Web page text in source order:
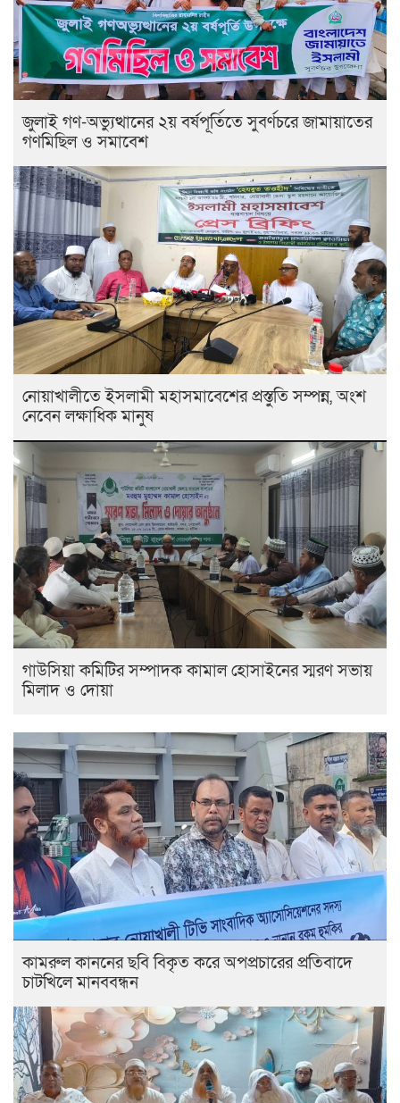
জুলাই গণ-অভ্যুত্থানের ২য় বর্ষপূর্তিতে সুবর্ণচরে জামায়াতের
গণমিছিল ও সমাবেশ
নোয়াখালীতে ইসলামী মহাসমাবেশের প্রস্তুতি সম্পন্ন, অংশ
নেবেন লক্ষাধিক মানুষ
গাউসিয়া কমিটির সম্পাদক কামাল হোসাইনের স্মরণ সভায়
মিলাদ ও দোয়া
কামরুল কাননের ছবি বিকৃত করে অপপ্রচারের প্রতিবাদে
চাটখিলে মানববন্ধন